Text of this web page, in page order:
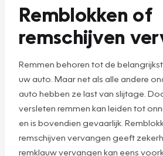
Remblokken of
remschijven
Remmen behoren tot de
uw auto. Maar net als alle andere
auto hebben ze last van slijtage.
versleten remmen kan leiden tot
en is bovendien gevaarlijk.
remschijven vervangen geeft
remklauw vervangen kan eens